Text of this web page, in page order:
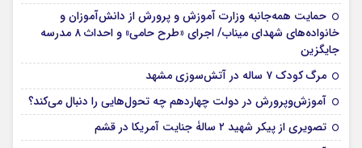
حمایت همه‌جانبه وزارت آموزش و پرورش از دانش‌آموزان و
خانواده‌های شهدای میناب/ اجرای «طرح حامی» و احداث ۸ مدرسه
جایگزین
مرگ کودک ۷ ساله در آتش‌سوزی مشهد
آموزش‌وپرورش در دولت چهاردهم چه تحول‌هایی را دنبال می‌کند؟
تصویری از پیکر شهید ۲ سالۀ جنایت آمریکا در قشم